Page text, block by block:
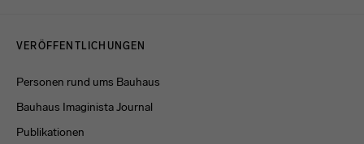
VERÖFFENTLICHUNGEN
Personen rund ums Bauhaus
Bauhaus Imaginista Journal
Publikationen